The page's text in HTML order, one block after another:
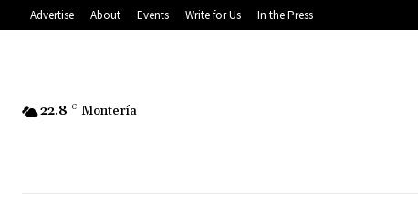
Advertise About Events Write for Us In the Press
22.8 C Montería